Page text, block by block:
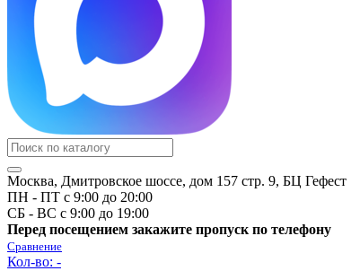
Москва, Дмитровское шоссе, дом 157 стр. 9, БЦ Гефест
ПН - ПТ с 9:00 до 20:00
СБ - ВС с 9:00 до 19:00
Перед посещением закажите пропуск по телефону
Сравнение
Кол-во: -